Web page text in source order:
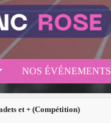
NOS ÉVÉNEMENTS
et + (Compétition)